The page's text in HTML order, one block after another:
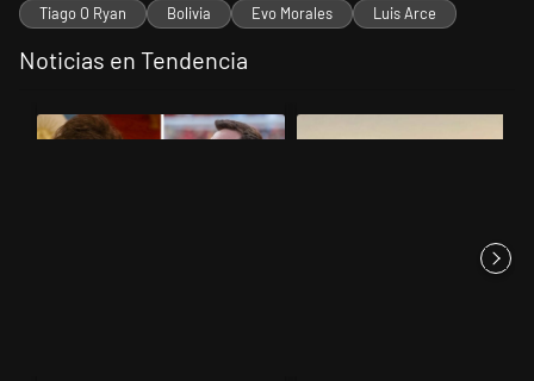
Tiago O Ryan Bolivia Evo Morales Luis Arce
Noticias en Tendencia
Un artículo de tendencia con el título "Milei despidió a Jorge Messi
Un artículo de tendencia con el